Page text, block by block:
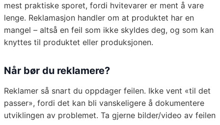
mest praktiske sporet, fordi hvitevarer er ment å vare
lenge. Reklamasjon handler om at produktet har en
mangel – altså en feil som ikke skyldes deg, og som kan
knyttes til produktet eller produksjonen.
Når bør du reklamere?
Reklamer så snart du oppdager feilen. Ikke vent «til det
passer», fordi det kan bli vanskeligere å dokumentere
utviklingen av problemet. Ta gjerne bilder/video av feilen